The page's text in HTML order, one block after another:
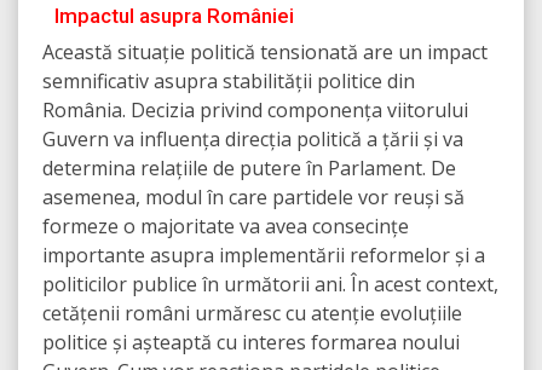
Impactul asupra României
Această situație politică tensionată are un impact
semnificativ asupra stabilității politice din
România. Decizia privind componența viitorului
Guvern va influența direcția politică a țării și va
determina relațiile de putere în Parlament. De
asemenea, modul în care partidele vor reuși să
formeze o majoritate va avea consecințe
importante asupra implementării reformelor și a
politicilor publice în următorii ani. În acest context,
cetățenii români urmăresc cu atenție evoluțiile
politice și așteaptă cu interes formarea noului